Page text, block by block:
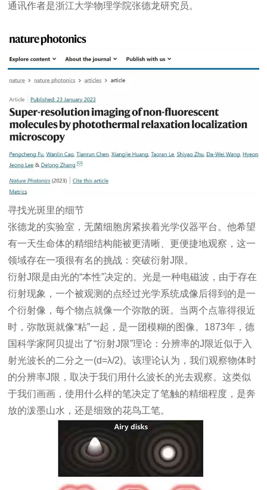
通讯作者是浙江大学物理学院张德龙研究员。
寻找光斑里的细节
张德龙的实验室，无菌细胞房紧挨着光学仪器平台。他希望
有一天生命体的精细结构能被更清晰、更便捷地观察，这一
领域存在一项很有名的挑战：突破衍射J限。
衍射J限是由光的“本性”决定的。光是一种电磁波，由于存在
衍射现象，一个被观测的点经过光学系统成像后得到的是一
个衍射像，每个物点就像一个弥散的斑。当两个点靠得很近
时，弥散斑就像“粘”一起，是一团模糊的图像。1873年，德
国科学家阿贝提出了“衍射J限”理论：分辨率的J限近似于入
射光波长的二分之一(d=λ/2)。该理论认为，我们观察物体时
的分辨率J限，取决于我们用什么波长的光去观察。这类似
于我们画画，使用什么样的笔决定了笔触的精细程度，是奔
放的泼墨山水，还是细致的花鸟工笔。